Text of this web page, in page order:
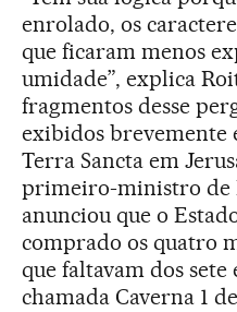
enrolado, os
que ficaram menos
umidade”, explica
fragmentos desse
exibidos brevemente
Terra Sancta em
primeiro-ministro de
anunciou que o
comprado os quatro
que faltavam dos
chamada Caverna 1